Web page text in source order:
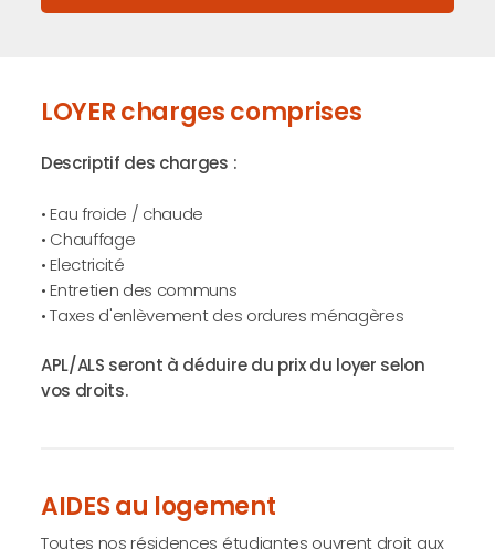
LOYER charges comprises
Descriptif des charges :
• Eau froide / chaude
• Chauffage
• Electricité
• Entretien des communs
• Taxes d'enlèvement des ordures ménagères
APL/ALS seront à déduire du prix du loyer selon
vos droits.
AIDES au logement
Toutes nos résidences étudiantes ouvrent droit aux